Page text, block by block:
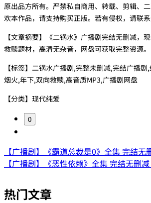
原出品方所有。严禁私自商用、转载、剪辑、
欢本作品，请支持购买正版。若有侵权，请联系
【文章摘要】《二锅水》广播剧完结无删减，
救赎题材，高清无杂音，网盘可获取完整资源。
【标签】二锅水广播剧,完整未删减,完结广播
烟火,年下,双向救赎,高音质MP3,广播剧网盘
【分类】现代纯爱
0
【广播剧】《霸道总裁是0》全集 完结无
【广播剧】《恶性依赖》全集 完结无删
热门文章